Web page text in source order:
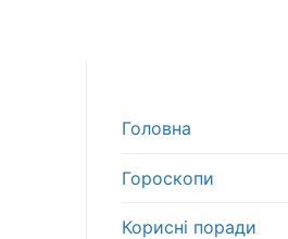
Головна
Гороскопи
Корисні поради